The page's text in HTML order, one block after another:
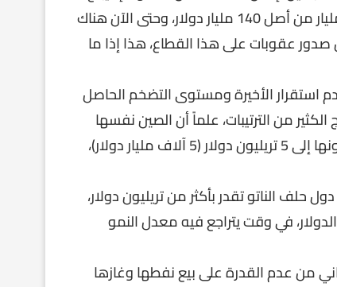
حجم التبادل بالعملات المحلية بين مركزيي الصين وروسيا، 24 مليار من أصل 140 مليار دولار، وحتى الآن هناك
عقوبات على هذا القطاع، هذا إذا ما
الأخيرة ومستوى التضخم الحاصل
من الترتيبات، علماً أن الصين نفسها
تعاني من أزمة عقارية قد تعصف بالاقتصاد الصيني، وتصل ديونها إلى 5 تريليون دولار (5 آلاف مليار دولار)،
الناتو تقدر بأكثر من تريليون دولار،
في وقت يتراجع فيه معدل النمو
من عدم القدرة على بيع نفطها وغازها